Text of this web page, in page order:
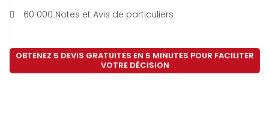
60 000 Notes et Avis de particuliers
OBTENEZ 5 DEVIS GRATUITES EN 5 MINUTES POUR FACILITER
VOTRE DÉCISION